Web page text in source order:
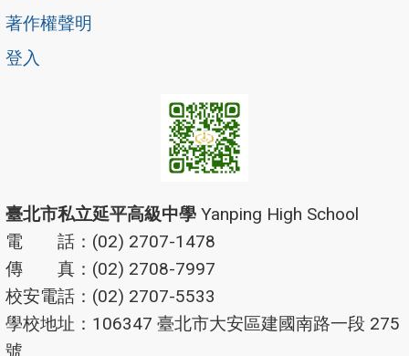
著作權聲明
登入
臺北市私立延平高級中學 Yanping High School
電 話：(02) 2707-1478
傳 真：(02) 2708-7997
校安電話：(02) 2707-5533
學校地址：106347 臺北市大安區建國南路一段 275
號